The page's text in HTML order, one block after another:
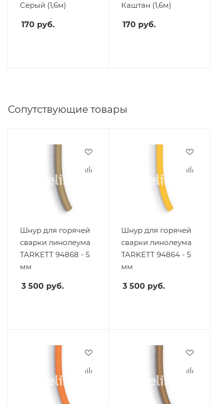
Серый (1,6м)
170 руб.
Каштан (1,6м)
170 руб.
Сопутствующие товары
Шнур для горячей
сварки линолеума
TARKETT 94868 - 5
мм
3 500 руб.
Шнур для горячей
сварки линолеума
TARKETT 94864 - 5
мм
3 500 руб.